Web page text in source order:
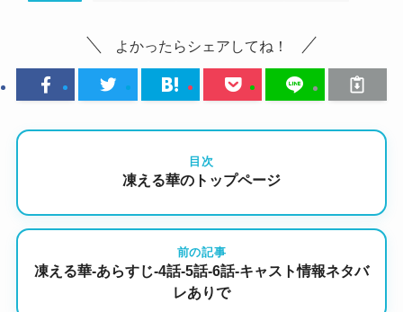
よかったらシェアしてね！
目次
凍える華のトップページ
前の記事
凍える華-あらすじ-4話-5話-6話-キャスト情報ネタバ
レありで